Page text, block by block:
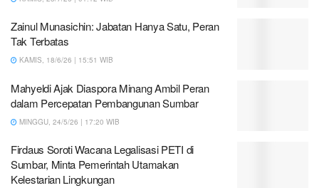
Zainul Munasichin: Jabatan Hanya Satu, Peran
Tak Terbatas
KAMIS, 18/6/26 | 15:51 WIB
Mahyeldi Ajak Diaspora Minang Ambil Peran
dalam Percepatan Pembangunan Sumbar
MINGGU, 24/5/26 | 17:20 WIB
Firdaus Soroti Wacana Legalisasi PETI di
Sumbar, Minta Pemerintah Utamakan
Kelestarian Lingkungan